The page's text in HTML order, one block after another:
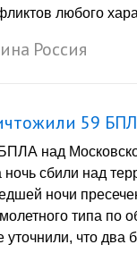
любого
Россия
59
над
сбили над
ночи
типа по
что